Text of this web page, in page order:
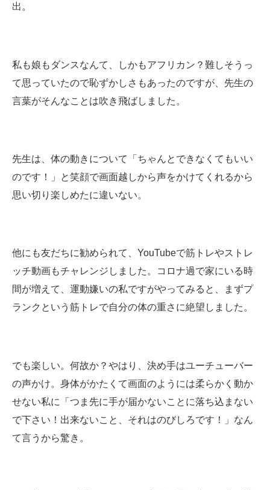
出。
私も娘もダンスなんて、しかもアフリカン？難しそうっ
て思っていたので恥ずかしさもあったのですが、先生の
言葉がそんなことは吹き飛ばしました。
先生は、体の動きについて「ちゃんとできなくてもいい
のです！」と笑顔で画面越しから声をかけてくれるから
思い切り楽しめたに違いない。
他にも友だちに勧められて、YouTubeで筋トレやストレ
ッチ動画もチャレンジしました。コロナ過で家にいる時
間が増えて、運動嫌いの私ですがやってみると、まずプ
ランクという筋トレで自分の体の重さに絶望しました。
でも楽しい。何故か？やはり、決め手はユーチューバー
の声かけ。身体がかたくて画面のようには柔らかく動か
せない私に「つま先に手が届かないことに落ち込まない
で下さい！出来ないこと、それはのびしろです！」なん
て言うから驚き。